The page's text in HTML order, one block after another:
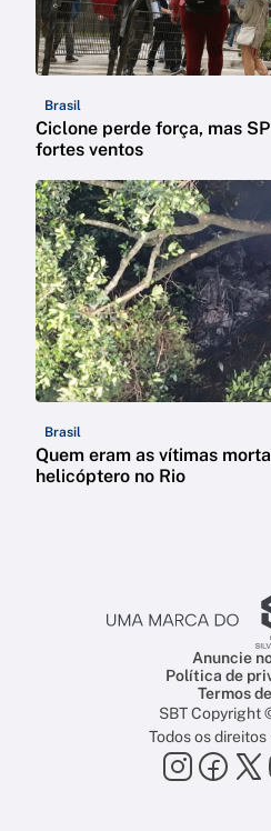
Brasil
Ciclone perde força, mas
fortes ventos
Brasil
Quem eram as vítimas
helicóptero no Rio
Anuncie
Política de
Termos
SBT
Todos os